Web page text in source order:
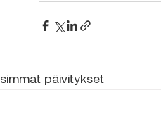
päivitykset